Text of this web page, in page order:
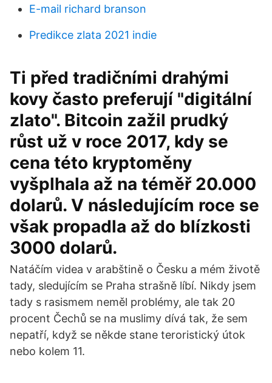
E-mail richard branson
Predikce zlata 2021 indie
Ti před tradičními drahými
kovy často preferují "digitální
zlato". Bitcoin zažil prudký
růst už v roce 2017, kdy se
cena této kryptoměny
vyšplhala až na téměř 20.000
dolarů. V následujícím roce se
však propadla až do blízkosti
3000 dolarů.
Natáčím videa v arabštině o Česku a mém životě
tady, sledujícím se Praha strašně líbí. Nikdy jsem
tady s rasismem neměl problémy, ale tak 20
procent Čechů se na muslimy dívá tak, že sem
nepatří, když se někde stane teroristický útok
nebo kolem 11.